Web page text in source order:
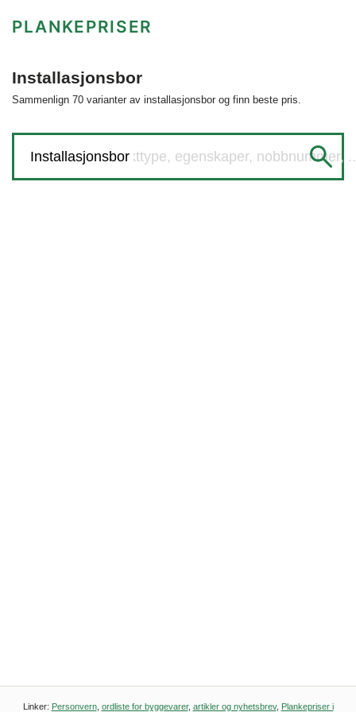
PLANKEPRISER
Installasjonsbor
Sammenlign 70 varianter av installasjonsbor og finn beste pris.
Søk etter produkttype, egenskaper, nobbnummer,
Installasjonsbor
Linker: Personvern, ordliste for byggevarer, artikler og nyhetsbrev, Plankepriser i